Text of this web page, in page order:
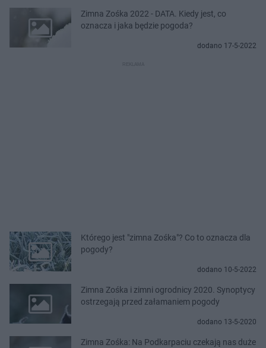
Zimna Zośka 2022 - DATA. Kiedy jest, co
oznacza i jaka będzie pogoda?
dodano 17-5-2022
Którego jest "zimna Zośka"? Co to oznacza dla
pogody?
dodano 10-5-2022
Zimna Zośka i zimni ogrodnicy 2020. Synoptycy
ostrzegają przed załamaniem pogody
dodano 13-5-2020
Zimna Zośka: Na Podkarpaciu czekają nas duże